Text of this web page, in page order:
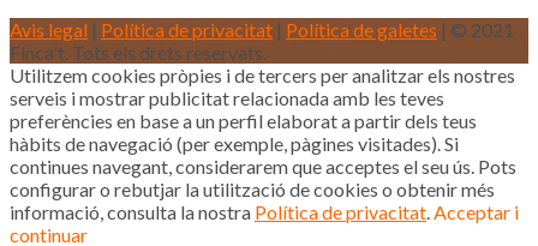
Avis legal | Política de privacitat | Política de galetes | © 2021
Finca't. Tots els drets reservats.
Utilitzem cookies pròpies i de tercers per analitzar els nostres
serveis i mostrar publicitat relacionada amb les teves
preferències en base a un perfil elaborat a partir dels teus
hàbits de navegació (per exemple, pàgines visitades). Si
continues navegant, considerarem que acceptes el seu ús. Pots
configurar o rebutjar la utilització de cookies o obtenir més
informació, consulta la nostra Política de privacitat Acceptar i
continuar